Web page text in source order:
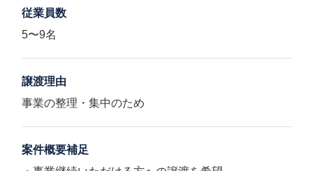
従業員数
5〜9名
譲渡理由
事業の整理・集中のため
案件概要補足